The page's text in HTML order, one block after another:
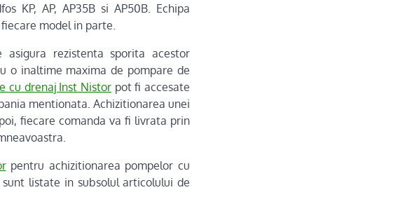
KP, AP, AP35B si AP50B. Echipa
model in parte.
rezistenta sporita acestor
o inaltime maxima de pompare de
cu drenaj Inst Nistorpot fi accesate
mentionata. Achizitionarea unei
fiecare comanda va fi livrata prin
pentru achizitionarea pompelor cu
listate in subsolul articolului de